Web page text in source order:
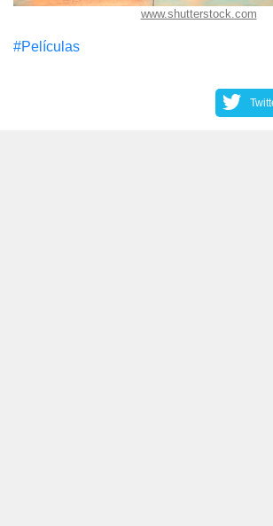
www.shutterstock.com
#Películas